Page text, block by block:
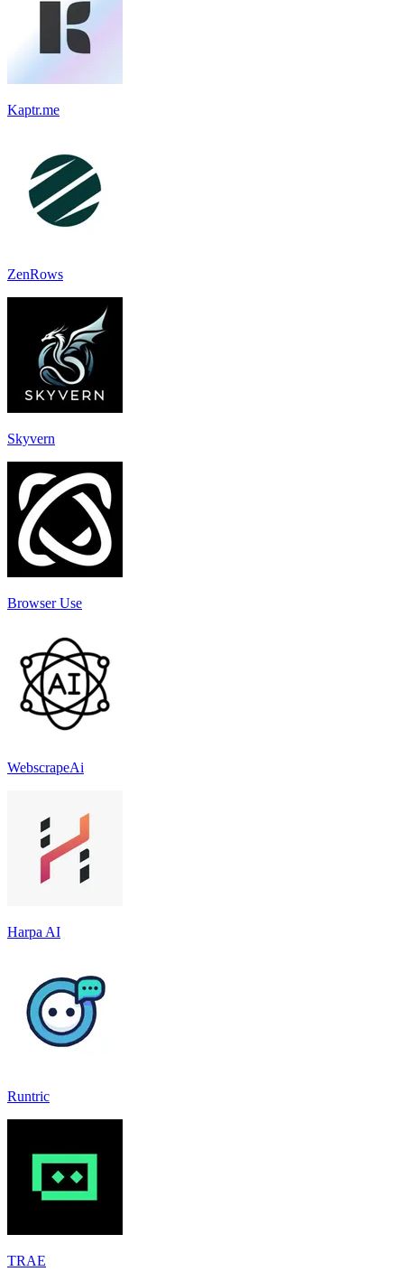
Kaptr.me
ZenRows
Skyvern
Browser Use
WebscrapeAi
Harpa AI
Runtric
TRAE